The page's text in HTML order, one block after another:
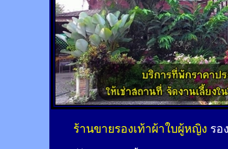
ร้านขายรองเท้าผ้าใบผู้หญิง รอ